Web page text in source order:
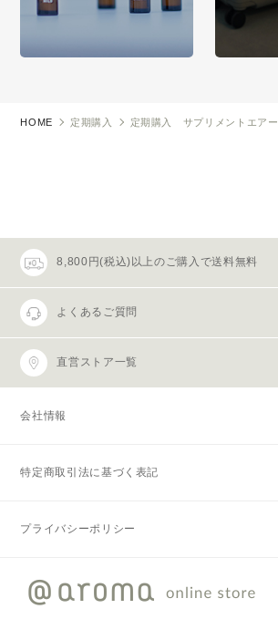
HOME 定期購入 定期購入 サプリメントエアー
8,800円(税込)以上のご購入で送料無料
よくあるご質問
直営ストア一覧
会社情報
特定商取引法に基づく表記
プライバシーポリシー